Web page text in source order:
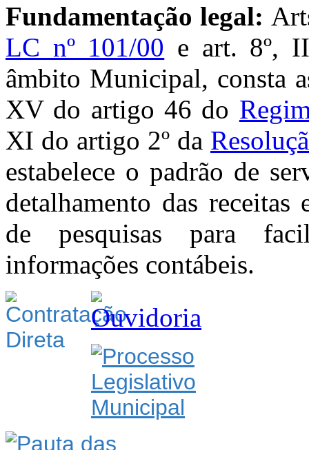
Fundamentação legal:
LC nº 101/00 e art. 8º,
âmbito Municipal, consta
XV do artigo 46 do
XI do artigo 2º da
estabelece o padrão de
detalhamento das receitas
de pesquisas para
informações contábeis.